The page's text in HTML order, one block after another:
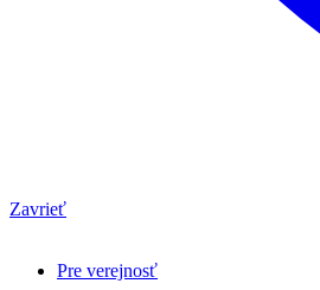
Zavrieť
Pre verejnosť